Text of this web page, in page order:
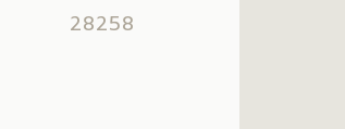
28258